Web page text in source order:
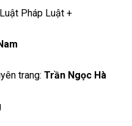
Pháp Luật +
trang: Trần Ngọc Hà